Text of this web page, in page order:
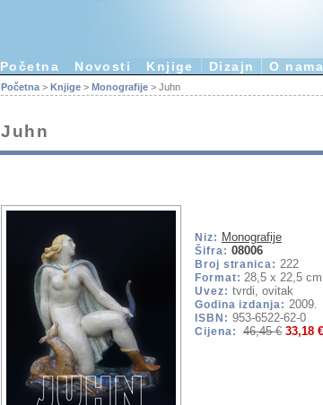
Početna Novosti Knjige Dizajn O nama
Početna > Knjige > Monografije > Juhn
Juhn
Niz: Monografije
Šifra: 08006
Broj stranica: 222
Format: 28,5 x 22,5 cm
Uvez: tvrdi, ovitak
Godina izdanja: 2009.
ISBN: 953-6522-62-0
Cijena: 46,45 € 33,18 €